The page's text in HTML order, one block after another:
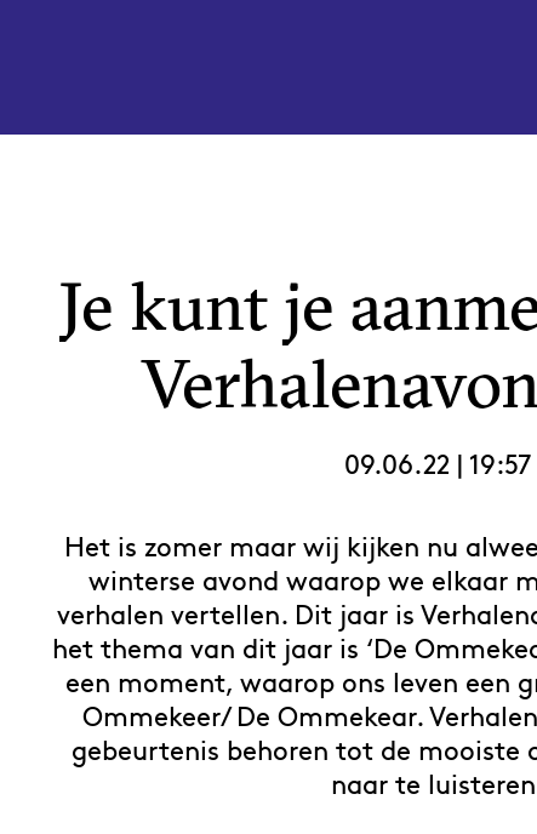
Je kunt je
09.06.22 | 19:57
Het is zomer maar wij kijken nu
winterse avond waarop we elkaar
verhalen vertellen. Dit jaar is
het thema van dit jaar is ‘De
een moment, waarop ons leven een
Ommekeer/ De Ommekear.
gebeurtenis behoren tot de mooiste
naar te